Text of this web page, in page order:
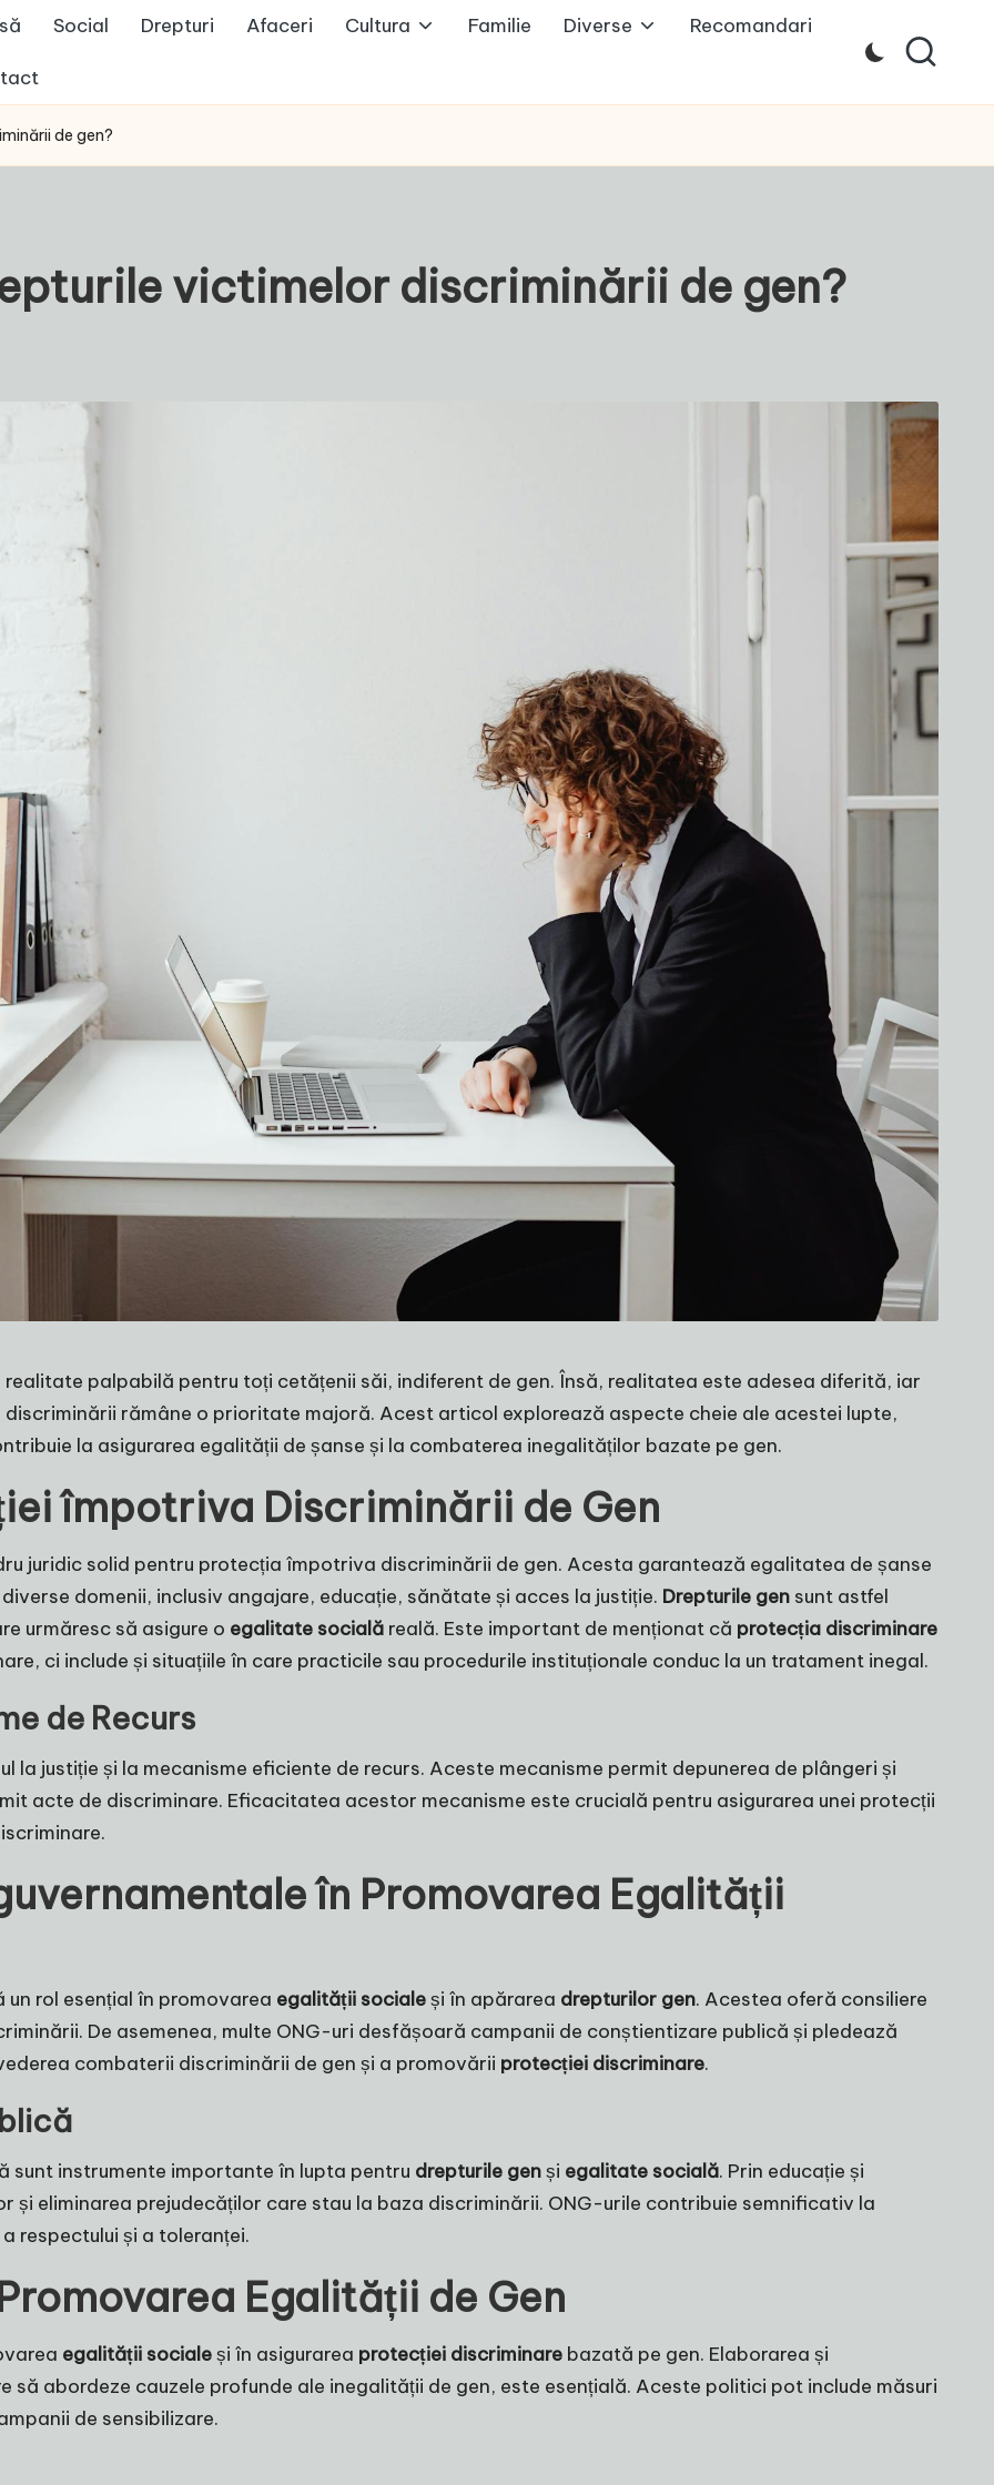
Social Drepturi Afaceri Cultura Familie Diverse Recomandari
de gen?
victimelor discriminării de gen?
palpabilă pentru toți cetățenii săi, indiferent de gen. Însă, realitatea este adesea diferită, iar
rămâne o prioritate majoră. Acest articol explorează aspecte cheie ale acestei lupte,
la asigurarea egalității de șanse și la combaterea inegalităților bazate pe gen.
împotriva Discriminării de Gen
juridic solid pentru protecția împotriva discriminării de gen. Acesta garantează egalitatea de șanse
domenii, inclusiv angajare, educație, sănătate și acces la justiție. Drepturile gen sunt astfel
urmăresc să asigure o egalitate socială reală. Este important de menționat că protecția discriminare
ci include și situațiile în care practicile sau procedurile instituționale conduc la un tratament inegal.
de Recurs
la justiție și la mecanisme eficiente de recurs. Aceste mecanisme permit depunerea de plângeri și
acte de discriminare. Eficacitatea acestor mecanisme este crucială pentru asigurarea unei protecții
în Promovarea Egalității
rol esențial în promovarea egalității socialeși în apărarea drepturilor gen. Acestea oferă consiliere
De asemenea, multe ONG-uri desfășoară campanii de conștientizare publică și pledează
combaterii discriminării de gen și a promovării protecției discriminare.
sunt instrumente importante în lupta pentru drepturile genși egalitate socială. Prin educație și
și eliminarea prejudecăților care stau la baza discriminării. ONG-urile contribuie semnificativ la
respectului și a toleranței.
Egalității de Gen
egalității socialeși în asigurarea protecției discriminare bazată pe gen. Elaborarea și
abordeze cauzele profunde ale inegalității de gen, este esențială. Aceste politici pot include măsuri
de sensibilizare.